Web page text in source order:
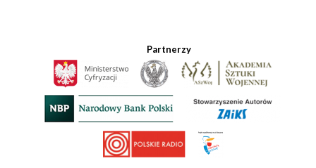
Partnerzy